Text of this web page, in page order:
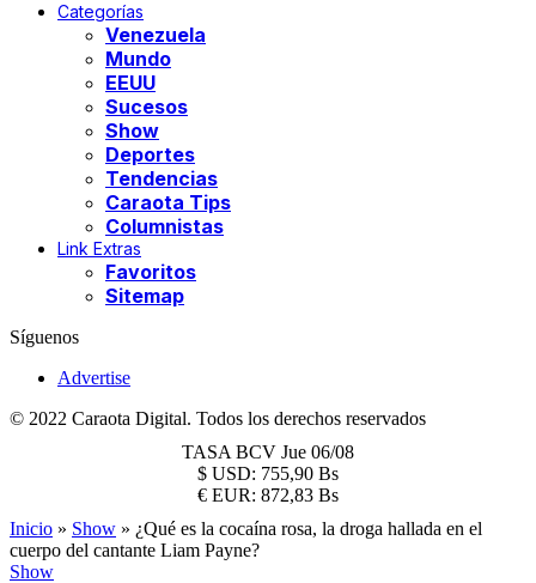
Categorías
Venezuela
Mundo
EEUU
Sucesos
Show
Deportes
Tendencias
Caraota Tips
Columnistas
Link Extras
Favoritos
Sitemap
Síguenos
Advertise
© 2022 Caraota Digital. Todos los derechos reservados
TASA BCV Jue 06/08
$ USD: 755,90 Bs
€ EUR: 872,83 Bs
Inicio » Show » ¿Qué es la cocaína rosa, la droga hallada en el
cuerpo del cantante Liam Payne?
Show